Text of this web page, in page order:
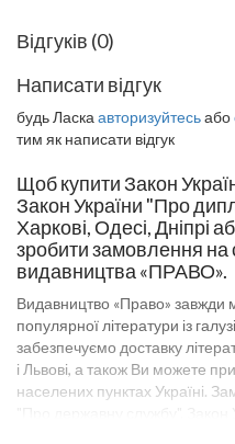
Відгуків (0)
Написати відгук
будь Ласка авторизуйтесьабо
тим як написати відгук
Щоб купити Закон
Закон України "Про
Харкові, Одесі, Дніпрі
зробити замовлення на
видавництва «ПРАВО».
Видавництво «Право» завжди
популярної літератури із
забезпечуємо доставку
і Львові, а також Ви можете
населених пунктах Україні.